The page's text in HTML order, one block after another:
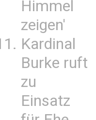
Himmel
zeigen'
Kardinal
Burke ruft
zu
Einsatz